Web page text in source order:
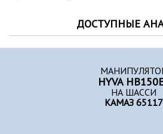
ДОСТУПНЫЕ
HYVA
НА ШАССИ
КАМАЗ 65117